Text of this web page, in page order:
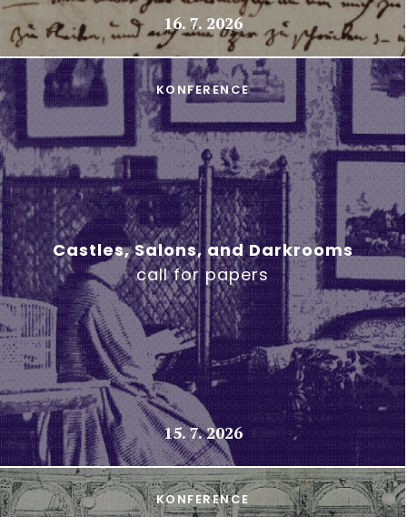
16. 7. 2026
Castles, Salons, and Darkrooms
call for papers
KONFERENCE
15. 7. 2026
KONFERENCE